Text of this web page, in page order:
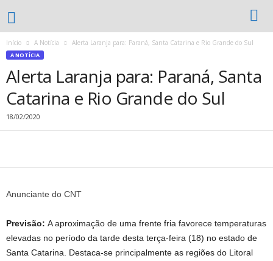
Início A Notícia Alerta Laranja para: Paraná, Santa Catarina e Rio Grande do Sul
A NOTÍCIA
Alerta Laranja para: Paraná, Santa
Catarina e Rio Grande do Sul
18/02/2020
Anunciante do CNT
Previsão: A aproximação de uma frente fria favorece temperaturas
elevadas no período da tarde desta terça-feira (18) no estado de
Santa Catarina. Destaca-se principalmente as regiões do Litoral